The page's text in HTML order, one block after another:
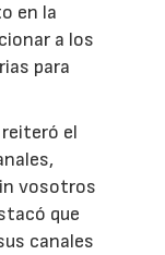
en la
a los
para
el
vosotros
que
canales